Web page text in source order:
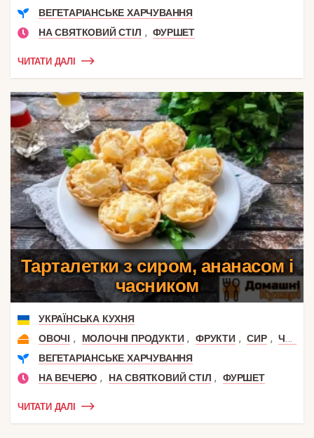
ВЕГЕТАРІАНСЬКЕ ХАРЧУВАННЯ
НА СВЯТКОВИЙ СТІЛ , ФУРШЕТ
ЧИТАТИ ДАЛІ
Тарталетки з сиром, ананасом і
часником
УКРАЇНСЬКА КУХНЯ
ОВОЧІ , МОЛОЧНІ ПРОДУКТИ , ФРУКТИ , СИР , ЧАСНИК
ВЕГЕТАРІАНСЬКЕ ХАРЧУВАННЯ
НА ВЕЧЕРЮ , НА СВЯТКОВИЙ СТІЛ , ФУРШЕТ
ЧИТАТИ ДАЛІ